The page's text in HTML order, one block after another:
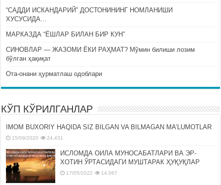
“САДДИ ИСКАНДАРИЙ” ДОСТОНИНИНГ НОМЛАНИШИ
ХУСУСИДА…
МАРКАЗДА “ЁШЛАР БИЛАН БИР КУН”
СИНОВЛАР — ЖАЗОМИ ЁКИ РАҲМАТ? Мўмин билиши лозим
бўлган ҳақиқат
Ота-онани ҳурматлаш одоблари
КЎП КЎРИЛГАНЛАР
IMOM BUXORIY HAQIDA SIZ BILGAN VA BILMAGAN MA’LUMOTLAR
15/09/2020 24,431
ИСЛОМДА ОИЛА МУНОСАБАТЛАРИ ВА ЭР-
ХОТИН ЎРТАСИДАГИ МУШТАРАК ҲУҚУҚЛАР
17/05/2022 14,067